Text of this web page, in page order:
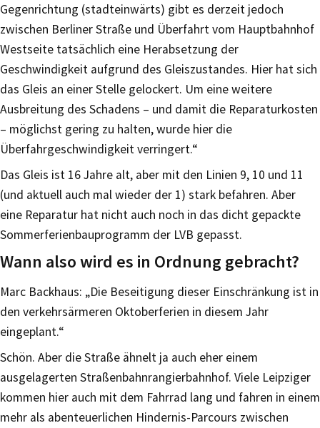
Gegenrichtung (stadteinwärts) gibt es derzeit jedoch
zwischen Berliner Straße und Überfahrt vom Hauptbahnhof
Westseite tatsächlich eine Herabsetzung der
Geschwindigkeit aufgrund des Gleiszustandes. Hier hat sich
das Gleis an einer Stelle gelockert. Um eine weitere
Ausbreitung des Schadens – und damit die Reparaturkosten
– möglichst gering zu halten, wurde hier die
Überfahrgeschwindigkeit verringert.“
Das Gleis ist 16 Jahre alt, aber mit den Linien 9, 10 und 11
(und aktuell auch mal wieder der 1) stark befahren. Aber
eine Reparatur hat nicht auch noch in das dicht gepackte
Sommerferienbauprogramm der LVB gepasst.
Wann also wird es in Ordnung gebracht?
Marc Backhaus: „Die Beseitigung dieser Einschränkung ist in
den verkehrsärmeren Oktoberferien in diesem Jahr
eingeplant.“
Schön. Aber die Straße ähnelt ja auch eher einem
ausgelagerten Straßenbahnrangierbahnhof. Viele Leipziger
kommen hier auch mit dem Fahrrad lang und fahren in einem
mehr als abenteuerlichen Hindernis-Parcours zwischen